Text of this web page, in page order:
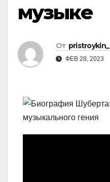
музыке
От pristroykin_
ФЕВ 28, 2023